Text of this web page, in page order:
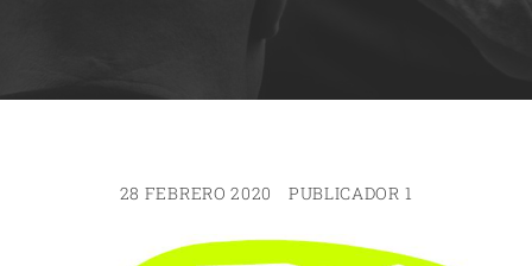
28 FEBRERO 2020 PUBLICADOR 1